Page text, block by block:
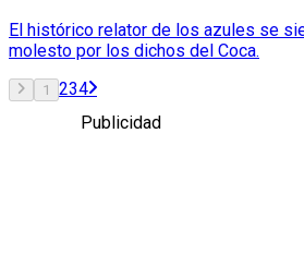
El histórico relator de los azules se
molesto por los dichos del Coca.
1 234
Publicidad